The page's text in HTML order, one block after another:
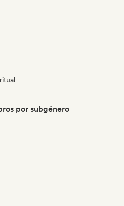
por subgénero